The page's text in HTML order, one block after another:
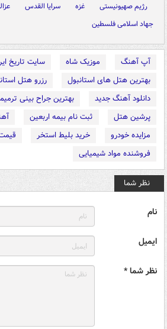
رژیم صهیونیستی غزه سرایا القدس
جهاد اسلامی فلسطین
آپ آهنگ موزیک شاه
سایت تاریخ
بهترین هتل های استانبول
رزرو هتل
دانلود آهنگ جدید
بهترین جراح بینی
پرشین هتل
ثبت نام بیمه اربعین
مزایده خودرو
خرید بلیط استخر
فروشنده مواد شیمیایی
نظر شما
نام
ایمیل
نظر شما *